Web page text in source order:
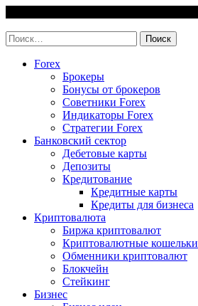
content
Найти:
Forex
Брокеры
Бонусы от брокеров
Советники Forex
Индикаторы Forex
Стратегии Forex
Банковский сектор
Дебетовые карты
Депозиты
Кредитование
Кредитные карты
Кредиты для бизнеса
Криптовалюта
Биржа криптовалют
Криптовалютные кошельки
Обменники криптовалют
Блокчейн
Стейкинг
Бизнес